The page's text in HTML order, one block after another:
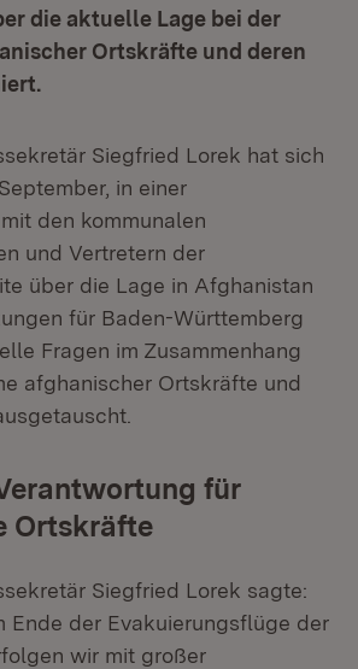
die aktuelle Lage bei der
Ortskräfte und deren
Siegfried Lorek hat sich
in einer
den kommunalen
und Vertretern der
über die Lage in Afghanistan
für Baden-Württemberg
Fragen im Zusammenhang
afghanischer Ortskräfte und
für
Ortskräfte
Siegfried Lorek sagte:
Ende der Evakuierungsflüge der
wir mit großer